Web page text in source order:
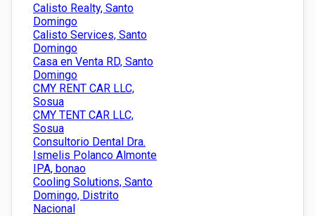
Calisto Realty, Santo
Domingo
Calisto Services, Santo
Domingo
Casa en Venta RD, Santo
Domingo
CMY RENT CAR LLC,
Sosua
CMY TENT CAR LLC,
Sosua
Consultorio Dental Dra.
Ismelis Polanco Almonte
IPA, bonao
Cooling Solutions, Santo
Domingo, Distrito
Nacional